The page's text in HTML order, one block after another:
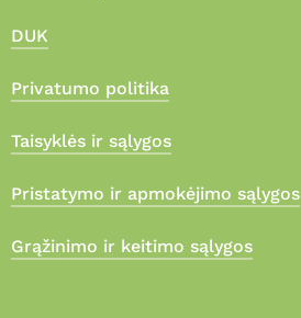
DUK
Privatumo politika
Taisyklės ir sąlygos
Pristatymo ir apmokėjimo sąlygos
Grąžinimo ir keitimo sąlygos